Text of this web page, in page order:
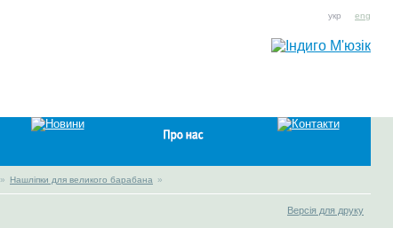
укр eng
» Нашліпки для великого барабана »
Версія для друку